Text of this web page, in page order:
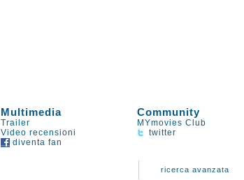
Multimedia Community
Trailer
MYmovies Club
Video recensioni
twitter
diventa fan
ricerca avanzata